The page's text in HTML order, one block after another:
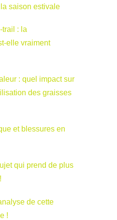
saison estivale
trail : la
elle vraiment
: quel impact sur
des graisses
et blessures en
qui prend de plus
de cette
!